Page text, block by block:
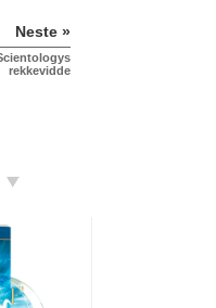
Neste »
rekkevidde